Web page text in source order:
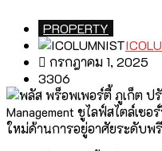
PROPERTY
กรกฎาคม 1, 2025
3306